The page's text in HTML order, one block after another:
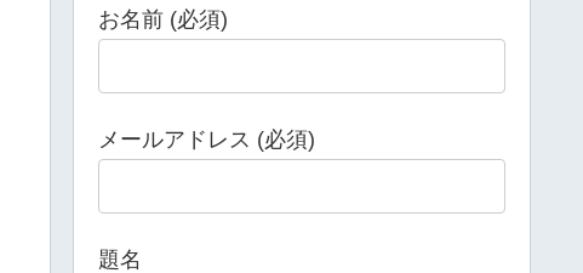
お名前 (必須)
メールアドレス (必須)
題名